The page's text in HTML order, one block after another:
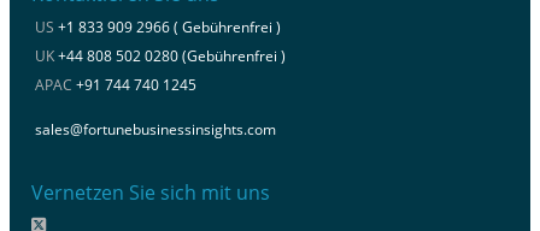
US +1 833 909 2966 ( Gebührenfrei )
UK+44 808 502 0280 (Gebührenfrei )
APAC +91 744 740 1245
sales@fortunebusinessinsights.com
Vernetzen Sie sich mit uns